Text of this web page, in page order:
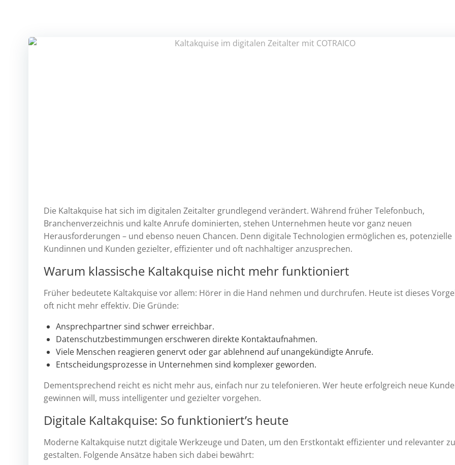
Die Kaltakquise hat sich im digitalen Zeitalter grundlegend verändert. Während früher Telefonbuch,
Branchenverzeichnis und kalte Anrufe dominierten, stehen Unternehmen heute vor ganz neuen
Herausforderungen – und ebenso neuen Chancen. Denn digitale Technologien ermöglichen es, potenzielle
Kundinnen und Kunden gezielter, effizienter und oft nachhaltiger anzusprechen.
Warum klassische Kaltakquise nicht mehr funktioniert
Früher bedeutete Kaltakquise vor allem: Hörer in die Hand nehmen und durchrufen. Heute ist dieses
oft nicht mehr effektiv. Die Gründe:
Ansprechpartner sind schwer erreichbar.
Datenschutzbestimmungen erschweren direkte Kontaktaufnahmen.
Viele Menschen reagieren genervt oder gar ablehnend auf unangekündigte Anrufe.
Entscheidungsprozesse in Unternehmen sind komplexer geworden.
Dementsprechend reicht es nicht mehr aus, einfach nur zu telefonieren. Wer heute erfolgreich neue
gewinnen will, muss intelligenter und gezielter vorgehen.
Digitale Kaltakquise: So funktioniert’s heute
Moderne Kaltakquise nutzt digitale Werkzeuge und Daten, um den Erstkontakt effizienter und relevanter zu
gestalten. Folgende Ansätze haben sich dabei bewährt: